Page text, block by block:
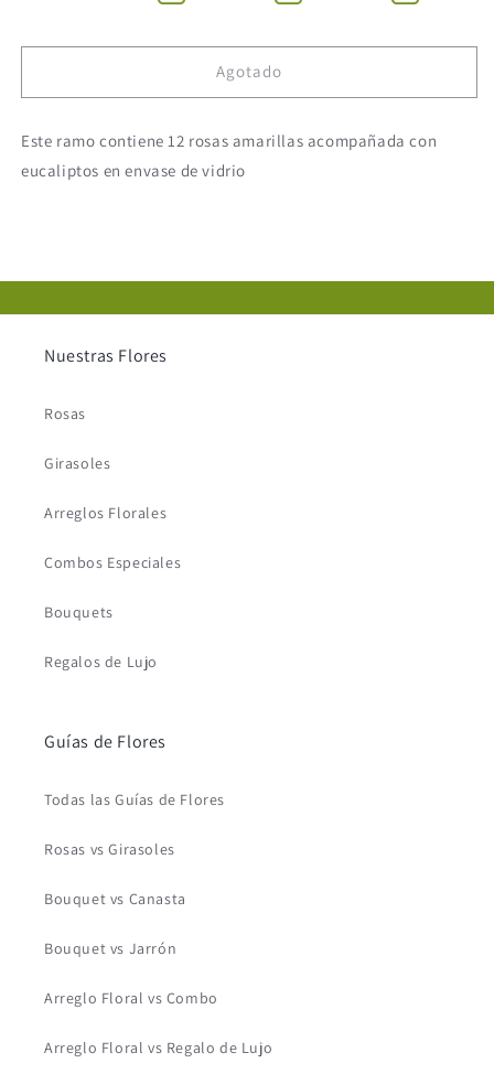
Agotado
Este ramo contiene 12 rosas amarillas acompañada con
eucaliptos en envase de vidrio
Nuestras Flores
Rosas
Girasoles
Arreglos Florales
Combos Especiales
Bouquets
Regalos de Lujo
Guías de Flores
Todas las Guías de Flores
Rosas vs Girasoles
Bouquet vs Canasta
Bouquet vs Jarrón
Arreglo Floral vs Combo
Arreglo Floral vs Regalo de Lujo